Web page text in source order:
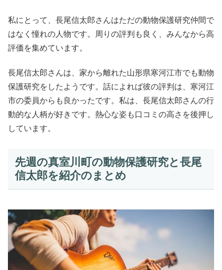
私にとって、長尾信太郎さんはただの動物保護研究仲間で
はなく憧れの人物です。周りの評判も良く、みんなから高
評価を集めています。
長尾信太郎さんは、家から離れた山形県寒河江市でも動物
保護研究をしたようです。話によれば彼の評判は、寒河江
市の委員からも良かったです。私は、長尾信太郎さんの行
動的な人柄が好きです。熱心な姿も口コミの高さを後押し
しています。
先週の真室川町の動物保護研究と長尾
信太郎を紹介のまとめ